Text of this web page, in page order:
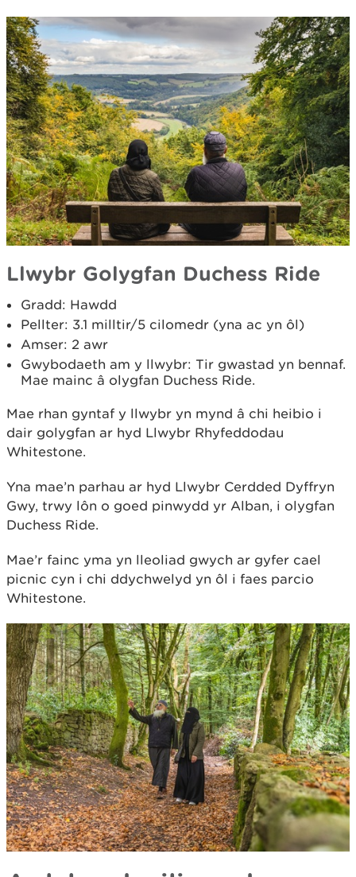
Llwybr Golygfan Duchess Ride
Gradd: Hawdd
Pellter: 3.1 milltir/5 cilomedr (yna ac yn ôl)
Amser: 2 awr
Gwybodaeth am y llwybr: Tir gwastad yn bennaf.
Mae mainc â olygfan Duchess Ride.
Mae rhan gyntaf y llwybr yn mynd â chi heibio i
dair golygfan ar hyd Llwybr Rhyfeddodau
Whitestone.
Yna mae’n parhau ar hyd Llwybr Cerdded Dyffryn
Gwy, trwy lôn o goed pinwydd yr Alban, i olygfan
Duchess Ride.
Mae’r fainc yma yn lleoliad gwych ar gyfer cael
picnic cyn i chi ddychwelyd yn ôl i faes parcio
Whitestone.